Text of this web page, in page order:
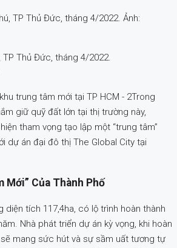
TP Thủ Đức, tháng 4/2022.
Trong
giữ quỹ đất lớn tại thị trường này,
tham vọng tạo lập một “trung tâm”
dự án đại đô thị The Global City tại
Của Thành Phố
diện tích 117,4ha, có lộ trình hoàn thành
Nhà phát triển dự án kỳ vọng, khi hoàn
mang sức hút và sự sầm uất tương tự